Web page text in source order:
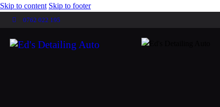
Skip to content Skip to footer
0762 022 195